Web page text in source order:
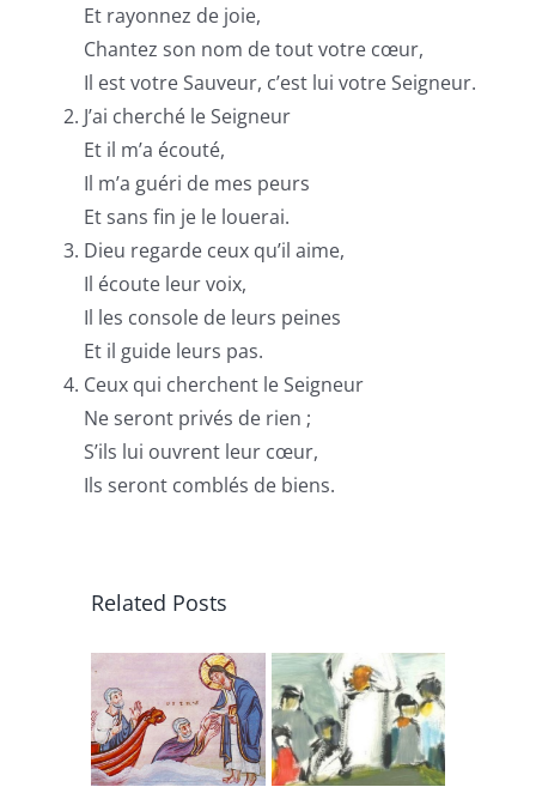
Et rayonnez de joie,
Chantez son nom de tout votre cœur,
Il est votre Sauveur, c’est lui votre Seigneur.
J’ai cherché le Seigneur
Et il m’a écouté,
Il m’a guéri de mes peurs
Et sans fin je le louerai.
Dieu regarde ceux qu’il aime,
Il écoute leur voix,
Il les console de leurs peines
Et il guide leurs pas.
Ceux qui cherchent le Seigneur
Ne seront privés de rien ;
S’ils lui ouvrent leur cœur,
Ils seront comblés de biens.
Related Posts